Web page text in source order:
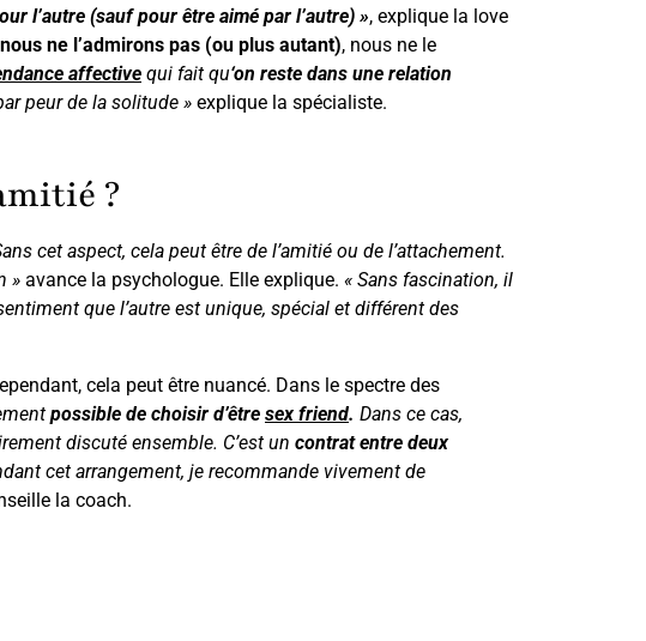
l’autre (sauf pour être aimé par l’autre) », explique la love
nous ne l’admirons pas (ou plus autant), nous ne le
affective qui fait qu‘on reste dans une relation
peur de la solitude » explique la spécialiste.
?
cet aspect, cela peut être de l’amitié ou de l’attachement.
» avance la psychologue. Elle explique. « Sans fascination, il
que l’autre est unique, spécial et différent des
cela peut être nuancé. Dans le spectre des
possible de choisir d’être sex friend. Dans ce cas,
discuté ensemble. C’est un contrat entre deux
cet arrangement, je recommande vivement de
la coach.